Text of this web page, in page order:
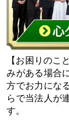
【お困りのこ
みがある場合
方でお力にな
らで当法人が
す。